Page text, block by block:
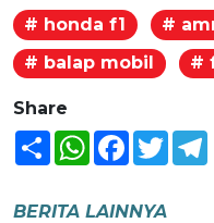
# honda f1
#
# balap mobil
#
Share
Share WhatsAppFacebook
Twitter
BERITA LAINNYA